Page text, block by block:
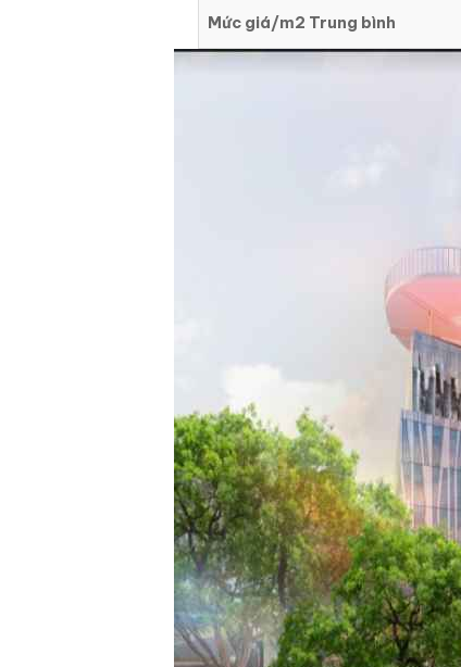
Mức giá/m2 Trung bình